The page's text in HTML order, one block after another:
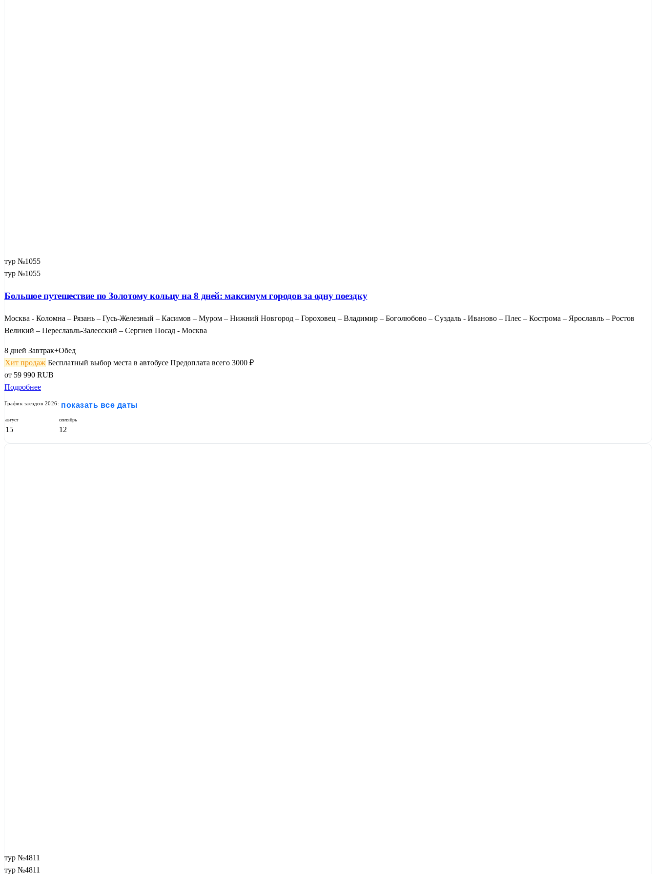
тур №1055
тур №1055
Большое путешествие по Золотому кольцу на 8 дней: максимум городов за одну поездку
Москва - Коломна – Рязань – Гусь-Железный – Касимов – Муром – Нижний Новгород – Гороховец – Владимир – Боголюбово – Суздаль - Иваново – Плес – Кострома – Ярославль – Ростов
Великий – Переславль-Залесский – Сергиев Посад - Москва
8 дней Завтрак+Обед
Хит продаж Бесплатный выбор места в автобусе Предоплата всего 3000 ₽
от 59 990 RUB
Подробнее
График заездов 2026: показать все даты
август
15
сентябрь
12
тур №4811
тур №4811